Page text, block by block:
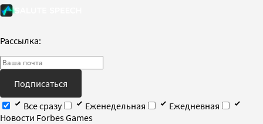
Рассылка:
Подписаться
Все сразу
Еженедельная
Ежедневная
Новости Forbes Games